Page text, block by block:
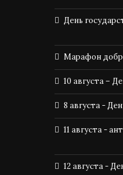
День
Марафон
10 августа –
8 августа -
11 августа -
12 августа -